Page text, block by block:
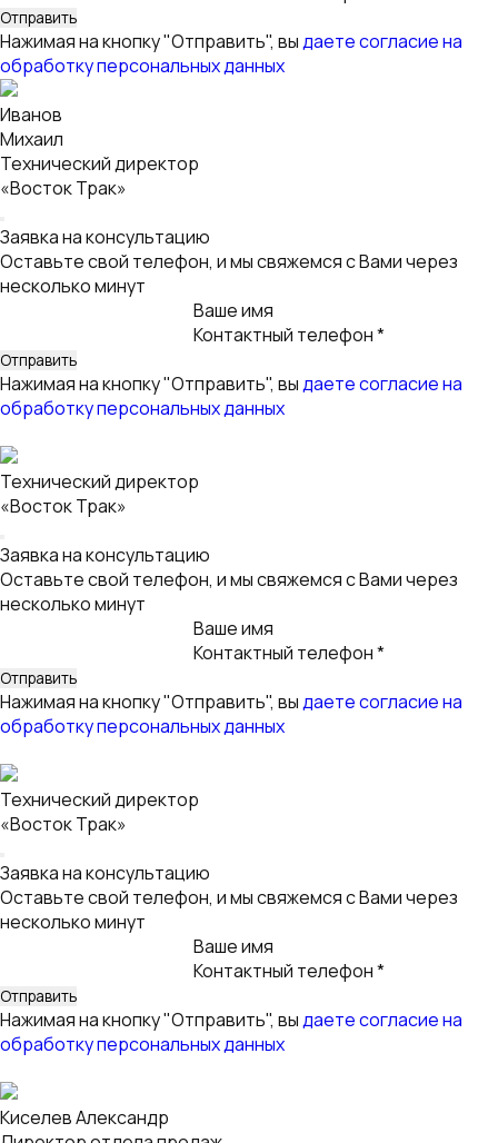
«Восток Трак»
Заявка на консультацию
Оставьте свой телефон, и мы свяжемся с Вами через
несколько минут
Контактный телефон *
Нажимая на кнопку "Отправить", вы
обработку персональных данных
Технический директор
Заявка на консультацию
Оставьте свой телефон, и мы свяжемся с Вами через
несколько минут
Контактный телефон *
Нажимая на кнопку "Отправить", вы
обработку персональных данных
Киселев Александр
Директор отдела продаж
Заявка на лизинг
Оставьте свой телефон, и мы свяжемся с Вами
Ваше имя
Email
Нажимая на кнопку "Отправить", вы
обработку персональных данных
Заявка на лизинг для корпоративных клиентов
Оставьте свой телефон, и мы свяжемся с Вами
Ваше имя
Контактный телефон *
Email
Услуга
Нажимая на кнопку "Отправить", вы
обработку персональных данных